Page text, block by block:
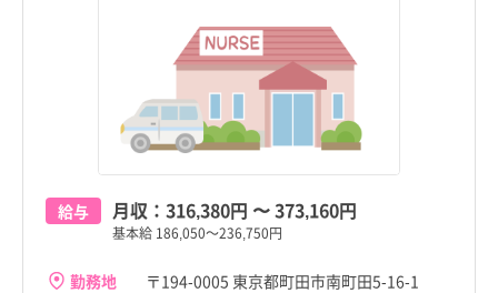
給与 月収： 316,380円 〜373,160円
基本給 186,050～236,750円
勤務地
〒194-0005 東京都町田市南町田5-16-1